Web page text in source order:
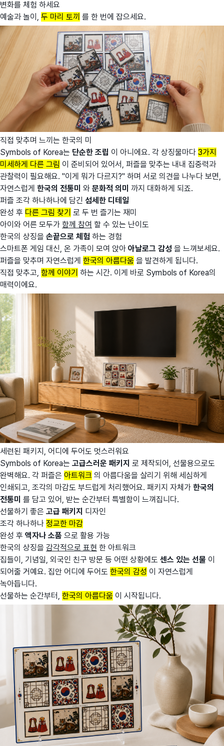
변화를 체험 하세요
예술과 놀이, 두 마리 토끼 를 한 번에 잡으세요.
직접 맞추며 느끼는 한국의 미
Symbols of Korea는 단순한 조립 이 아니에요. 각 상징물마다 3가지
미세하게 다른 그림 이 준비되어 있어서, 퍼즐을 맞추는 내내 집중력과
관찰력이 필요해요. "이게 뭐가 다르지?" 하며 서로 의견을 나누다 보면,
자연스럽게 한국의 전통미 와 문화적 의미 까지 대화하게 되죠.
퍼즐 조각 하나하나에 담긴 섬세한 디테일
완성 후 다른 그림 찾기 로 두 번 즐기는 재미
아이와 어른 모두가 함께 참여 할 수 있는 난이도
한국의 상징을 손끝으로 체험 하는 경험
스마트폰 게임 대신, 온 가족이 모여 앉아 아날로그 감성 을 느껴보세요.
퍼즐을 맞추며 자연스럽게 한국의 아름다움 을 발견하게 됩니다.
직접 맞추고, 함께 이야기 하는 시간. 이게 바로 Symbols of Korea의
매력이에요.
세련된 패키지, 어디에 두어도 멋스러워요
Symbols of Korea는 고급스러운 패키지 로 제작되어, 선물용으로도
완벽해요. 각 퍼즐은 아트워크 의 아름다움을 살리기 위해 세심하게
인쇄되고, 조각의 마감도 부드럽게 처리했어요. 패키지 자체가 한국의
전통미 를 담고 있어, 받는 순간부터 특별함이 느껴집니다.
선물하기 좋은 고급 패키지 디자인
조각 하나하나 정교한 마감
완성 후 액자나 소품 으로 활용 가능
한국의 상징을 감각적으로 표현 한 아트워크
집들이, 기념일, 외국인 친구 방문 등 어떤 상황에도 센스 있는 선물 이
되어줄 거예요. 집안 어디에 두어도 한국의 감성 이 자연스럽게
녹아듭니다.
선물하는 순간부터, 한국의 아름다움 이 시작됩니다.